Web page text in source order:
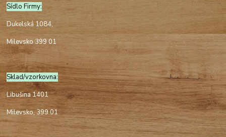
Sídlo Firmy:
Dukelská 1084,
Milevsko 399 01
Sklad/vzorkovna:
Libušina 1401
Milevsko, 399 01